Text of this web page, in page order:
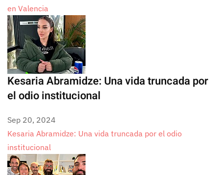
en Valencia
Kesaria Abramidze: Una vida truncada por
el odio institucional
Sep 20, 2024
Kesaria Abramidze: Una vida truncada por el odio
institucional